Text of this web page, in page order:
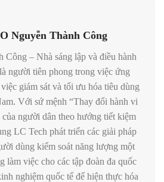
Nguyễn Thành Công
Công – Nhà sáng lập và điều hành
người tiên phong trong việc ứng
giám sát và tối ưu hóa tiêu dùng
Với sứ mệnh “Thay đổi hành vi
người dân theo hướng tiết kiệm
LC Tech phát triển các giải pháp
dùng kiểm soát năng lượng một
làm việc cho các tập đoàn đa quốc
nghiệm quốc tế để hiện thực hóa